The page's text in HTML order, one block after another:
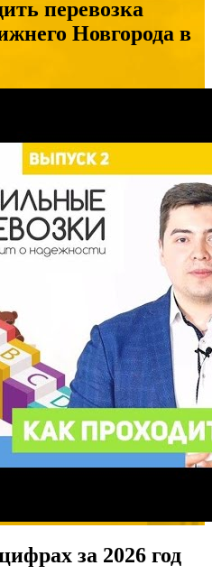
перевозка
Новгорода в
за 2026 год